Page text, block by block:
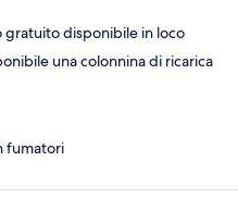
gratuito disponibile in loco
una colonnina di ricarica
fumatori